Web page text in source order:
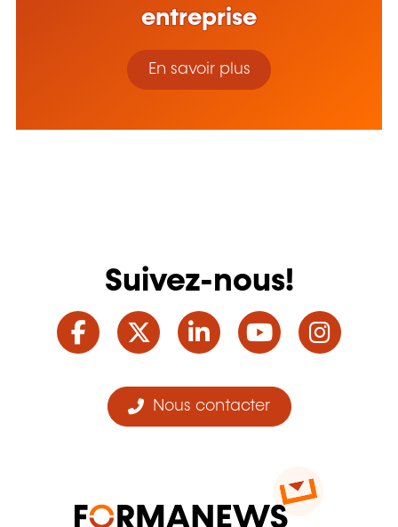
entreprise
En savoir plus
Suivez-nous!
Facebook
TwitterLinkedInYouTube
Nous contacter